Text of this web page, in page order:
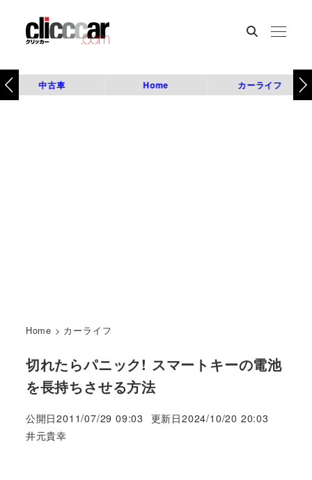
中古車 Home カーライフ
Home > カーライフ
切れたらパニック! スマートキーの電池
を長持ちさせる方法
公開日2011/07/29 09:03 更新日2024/10/20 20:03
著
井元貴幸